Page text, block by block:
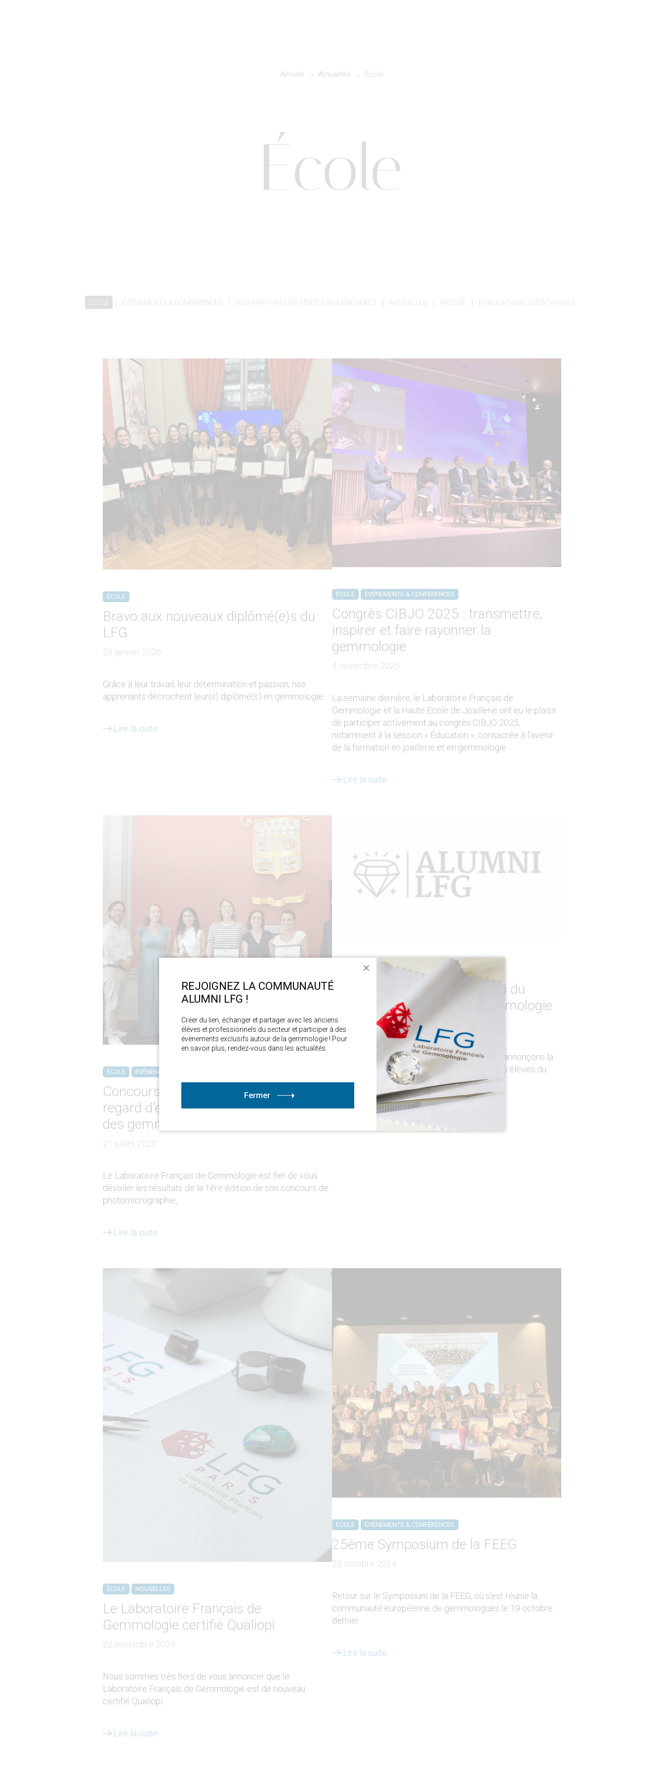
REJOIGNEZ LA COMMUNAUTÉ
ALUMNI LFG !
Créer du lien, échanger et partager avec les anciens
élèves et professionnels du secteur et participer à des
évènements exclusifs autour de la gemmologie ! Pour
en savoir plus, rendez-vous dans les actualités.
Fermer
✕
Accueil → Actualités → École
École
ÉCOLE | ÉVÉNEMENTS & CONFÉRENCES | NOS RAPPORTS EN VENTES AUX ENCHÈRES | NOUVELLES | PRESSE | PUBLICATIONS SCIENTIFIQUES
ÉCOLE
Bravo aux nouveaux diplômé(e)s du
LFG
29 janvier 2026
Grâce à leur travail, leur détermination et passion, nos
apprenants décrochent leur(s) diplôme(s) en gemmologie...
Lire la suite
ÉCOLE ÉVÉNEMENTS & CONFÉRENCES
Congrès CIBJO 2025 : transmettre,
inspirer et faire rayonner la
gemmologie
4 novembre 2025
La semaine dernière, le Laboratoire Français de
Gemmologie et la Haute Ecole de Joaillerie ont eu le plaisir
de participer activement au congrès CIBJO 2025,
notamment à la session « Éducation », consacrée à l’avenir
de la formation en joaillerie et en gemmologie.
Lire la suite
ÉCOLE ÉVÉNEMENTS & CONFÉRENCES
Concours de photomicrographie : un
regard d’expert sur la beauté cachée
des gemmes
21 juillet 2025
Le Laboratoire Français de Gemmologie est fier de vous
dévoiler les résultats de la 1ère édition de son concours de
photomicrographie,
Lire la suite
Lancement du réseau Alumni du
Laboratoire Français de Gemmologie
4 mars 2025
C’est avec un immense plaisir que nous vous annonçons la
création officielle de l’association des anciens élèves du
LFG : Alumni LFG !
Lire la suite
ÉCOLE NOUVELLES
Le Laboratoire Français de
Gemmologie certifié Qualiopi
22 novembre 2024
Nous sommes très fiers de vous annoncer que le
Laboratoire Français de Gemmologie est de nouveau
certifié Qualiopi.
Lire la suite
ÉCOLE ÉVÉNEMENTS & CONFÉRENCES
25ème Symposium de la FEEG
25 octobre 2024
Retour sur le Symposium de la FEEG, où s’est réunie la
communauté européenne de gemmologues le 19 octobre
dernier.
Lire la suite